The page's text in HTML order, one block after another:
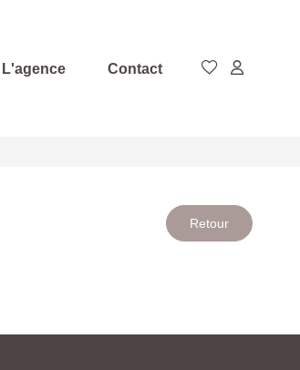
L'agence Contact